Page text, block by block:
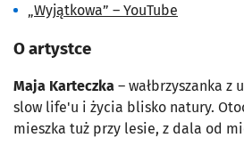
„Wyjątkowa” – YouTube
O artystce
Maja Karteczka – wałbrzyszanka z
slow life'u i życia blisko natury.
mieszka tuż przy lesie, z dala od